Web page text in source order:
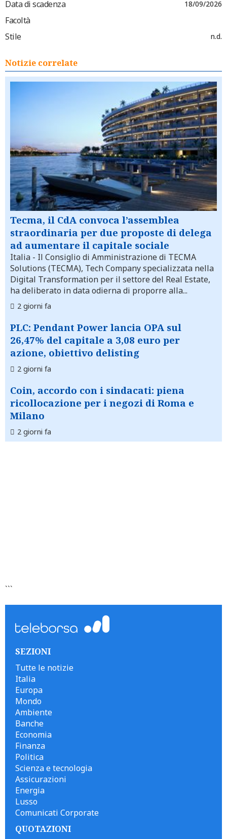
Data di scadenza 18/09/2026
Facoltà
Stile
n.d.
Notizie correlate
Tecma, il CdA convoca l’assemblea
straordinaria per due proposte di delega
ad aumentare il capitale sociale
Italia - Il Consiglio di Amministrazione di TECMA
Solutions (TECMA), Tech Company specializzata nella
Digital Transformation per il settore del Real Estate,
ha deliberato in data odierna di proporre alla...
2 giorni fa
PLC: Pendant Power lancia OPA sul
26,47% del capitale a 3,08 euro per
azione, obiettivo delisting
2 giorni fa
Coin, accordo con i sindacati: piena
ricollocazione per i negozi di Roma e
Milano
2 giorni fa
```
SEZIONI
Tutte le notizie
Italia
Europa
Mondo
Ambiente
Banche
Economia
Finanza
Politica
Scienza e tecnologia
Assicurazioni
Energia
Lusso
Comunicati Corporate
QUOTAZIONI